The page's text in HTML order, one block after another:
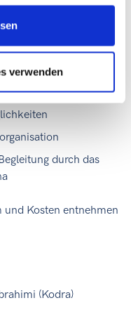
verwenden
Business
durch das
und Kosten entnehmen
(Kodra)